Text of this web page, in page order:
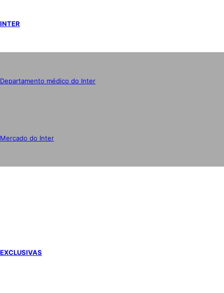
INTER
Departamento médico do Inter
Mercado do Inter
EXCLUSIVAS